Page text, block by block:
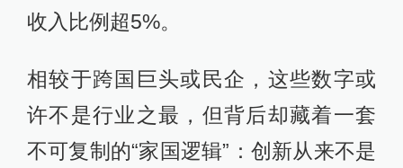
收入比例超5%。
相较于跨国巨头或民企，这些数字或
许不是行业之最，但背后却藏着一套
不可复制的“家国逻辑”：创新从来不是